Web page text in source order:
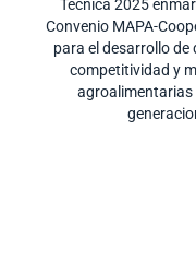
Técnica 2025
Convenio MAPA-
para el desarrollo de
competitividad y
agroalimentarias